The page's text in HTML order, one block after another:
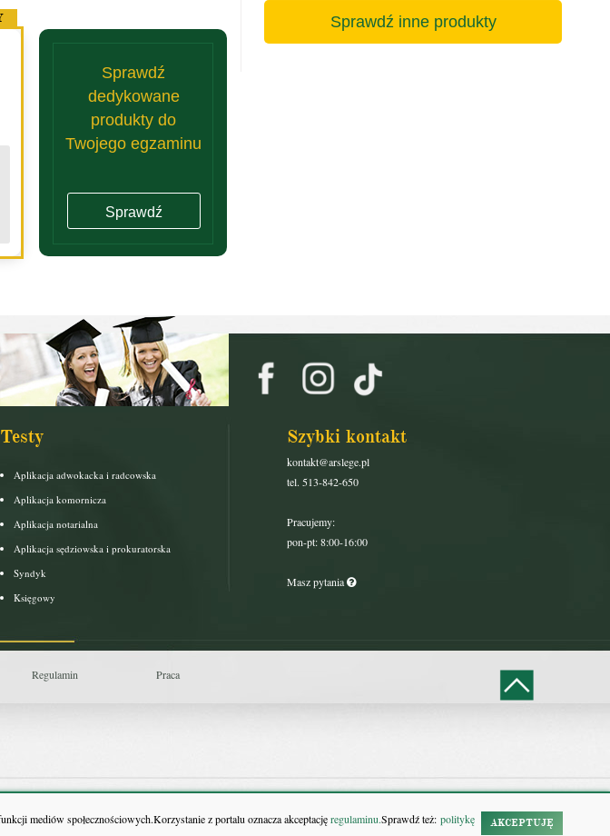
mediów społecznościowych.Korzystanie z portalu oznacza akceptacjęregulaminu.Sprawdź też: politykę
AKCEPTUJĘ
Sprawdź
dedykowane
produkty do
Twojego egzaminu
Sprawdź
Sprawdź inne produkty
Testy
Aplikacja adwokacka i radcowska
Aplikacja komornicza
Aplikacja notarialna
Aplikacja sędziowska i prokuratorska
Syndyk
Księgowy
Szybki kontakt
kontakt@arslege.pl
tel. 513-842-650
Pracujemy:
pon-pt: 8:00-16:00
Masz pytania
Regulamin Praca